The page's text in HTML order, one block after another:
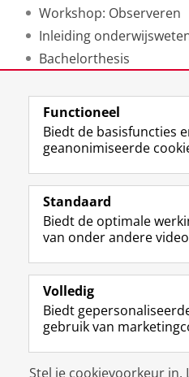
Workshop: Observeren
Inleiding
Bachelorthesis
Laatst gewijzigd: 23
Volg de RUG
Studiekiezers
Alumni
Over ons
Disclaimer & Copyright
Functioneel
Biedt de basisfuncties
geanonimiseerde
Standaard
Biedt de optimale
van onder andere
Volledig
Biedt
gebruik van
Stel je cookievoorkeur in.